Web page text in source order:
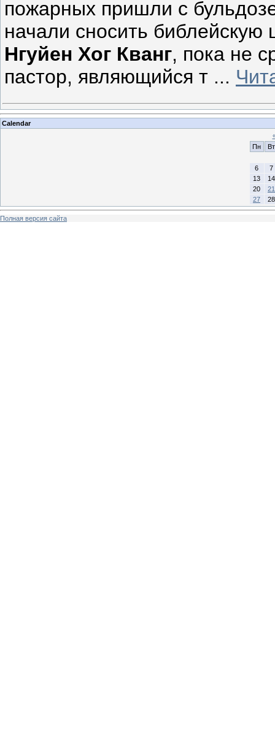
пожарных пришли с
начали сносить библейскую
Нгуйен Хог Кванг, пока не
пастор, являющийся т ...
Calendar
Пн
Вт
6
7
13
14
20
21
27
28
Полная версия сайта